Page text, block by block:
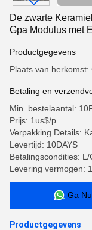
De zwarte
Gpa Modulus met
Productgegevens
Plaats van herkomst:
Betaling en
Min. bestelaantal:
Prijs: 1us$/p
Verpakking Details:
Levertijd: 10DAYS
Betalingscondities: L/
Levering vermogen:
Ga
Productgegevens